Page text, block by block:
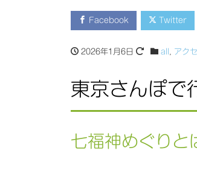
Facebook Twitter
2026年1月6日 all アク
東京さんぽ
七福神めぐりと